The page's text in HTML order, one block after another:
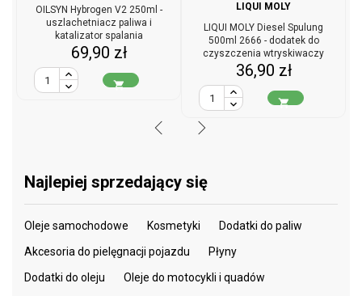
OILSYN Hybrogen V2 250ml -
uszlachetniacz paliwa i
katalizator spalania
Cena
69,90 zł

LIQUI MOLY
LIQUI MOLY Diesel Spulung
500ml 2666 - dodatek do
czyszczenia wtryskiwaczy
diesla
Cena
36,90 zł

Najlepiej sprzedający się
Oleje samochodowe Kosmetyki
Dodatki do paliw
Akcesoria do pielęgnacji pojazdu
Płyny
Dodatki do oleju
Oleje do motocykli i quadów